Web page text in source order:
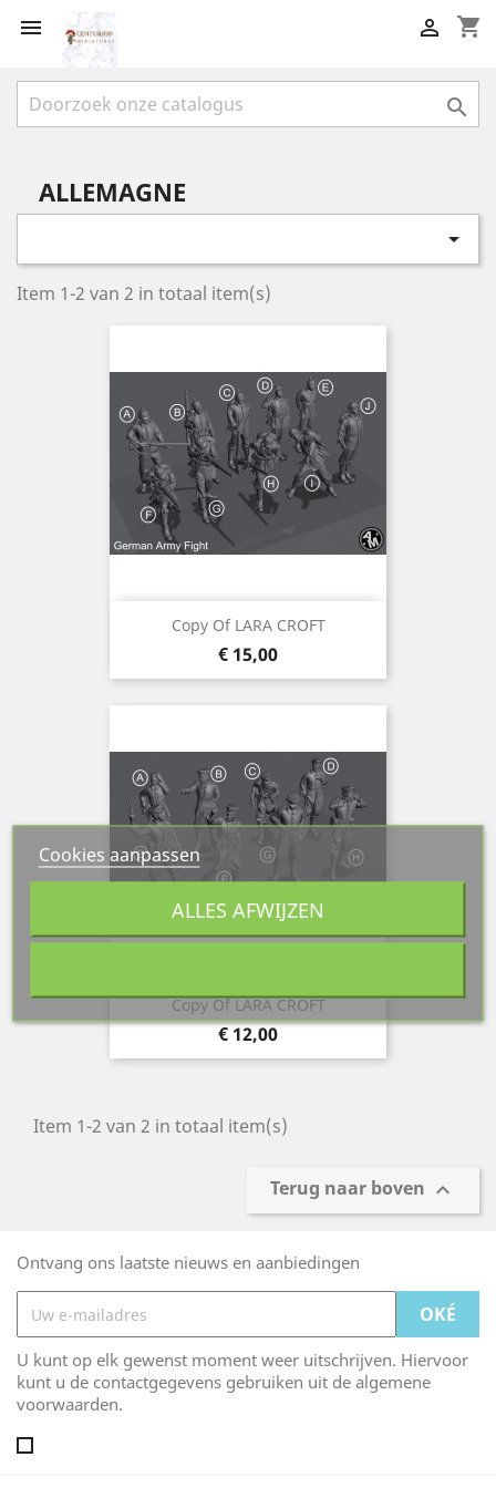
 shopping_cart


ALLEMAGNE

Item 1-2 van 2 in totaal item(s)
Copy Of LARA CROFT
Prijs
€ 15,00
Copy Of LARA CROFT
Prijs
€ 12,00
Item 1-2 van 2 in totaal item(s)
Terug naar boven 
Ontvang ons laatste nieuws en aanbiedingen
U kunt op elk gewenst moment weer uitschrijven. Hiervoor
kunt u de contactgegevens gebruiken uit de algemene
voorwaarden.
Cookies aanpassen
ALLES AFWIJZEN